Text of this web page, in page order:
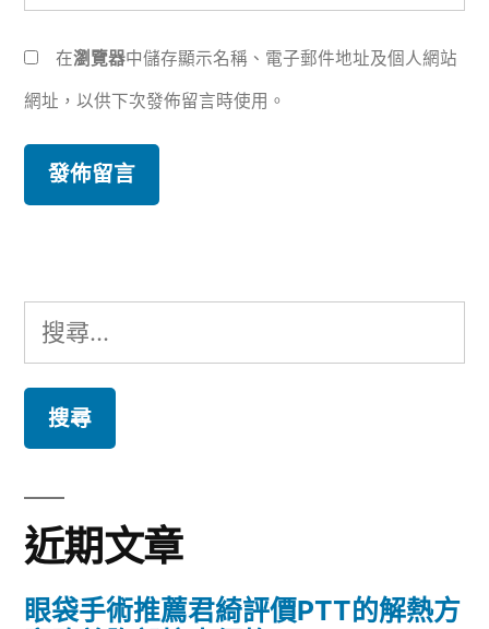
在瀏覽器中儲存顯示名稱、電子郵件地址及個人網站
網址，以供下次發佈留言時使用。
搜
尋
鍵
字:
近期文章
眼袋手術推薦君綺評價PTT的解熱方